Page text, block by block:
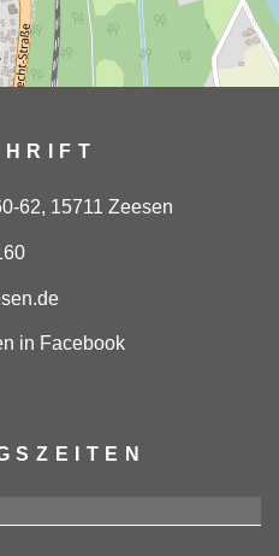
62, 15711 Zeesen
in Facebook